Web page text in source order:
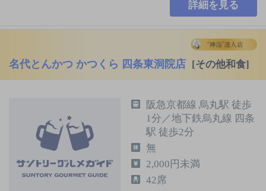
詳細を見る
名代とんかつ かつくら 四条東洞院店 [その他和食]
阪急京都線 烏丸駅 徒歩
1分／地下鉄烏丸線 四条
駅 徒歩2分
無
2,000円未満
42席